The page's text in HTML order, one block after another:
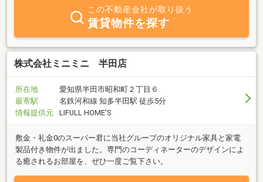
この不動産会社が取り扱う
賃貸物件を探す
株式会社ミニミニ 半田店
所在地
愛知県半田市昭和町２丁目６
最寄駅
名鉄河和線 知多半田駅 徒歩5分
情報提供元
LIFULL HOME'S
敷金・礼金0のスーパー君に当社グループのオリジナル家具と家電
製品付き物件が出ました。専門のコーディネーターのデザインによ
る癒されるお部屋を、ぜひ一度ご覧下さい。